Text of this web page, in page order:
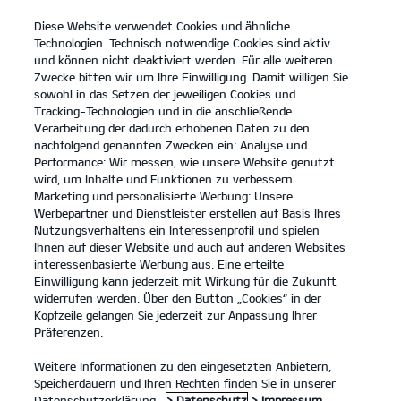
open
menu
KONTAKT
7-JAHRE-KIA-HERSTELLERGARANTIE
7-JAHRE-KIA-HERSTELLERGARANTIE*
7-Jahre-Kia-Herstellergarantie
7-Jahre-Kia-Herstellergarantie*
Diese Website verwendet Cookies und ähnliche
Technologien. Technisch notwendige Cookies sind aktiv
und können nicht deaktiviert werden. Für alle weiteren
Zwecke bitten wir um Ihre Einwilligung. Damit willigen Sie
sowohl in das Setzen der jeweiligen Cookies und
Tracking-Technologien und in die anschließende
Verarbeitung der dadurch erhobenen Daten zu den
nachfolgend genannten Zwecken ein: Analyse und
Performance: Wir messen, wie unsere Website genutzt
wird, um Inhalte und Funktionen zu verbessern.
Marketing und personalisierte Werbung: Unsere
Werbepartner und Dienstleister erstellen auf Basis Ihres
Nutzungsverhaltens ein Interessenprofil und spielen
Ihnen auf dieser Website und auch auf anderen Websites
interessenbasierte Werbung aus. Eine erteilte
Einwilligung kann jederzeit mit Wirkung für die Zukunft
widerrufen werden. Über den Button „Cookies“ in der
Kopfzeile gelangen Sie jederzeit zur Anpassung Ihrer
Präferenzen.
Weitere Informationen zu den eingesetzten Anbietern,
Speicherdauern und Ihren Rechten finden Sie in unserer